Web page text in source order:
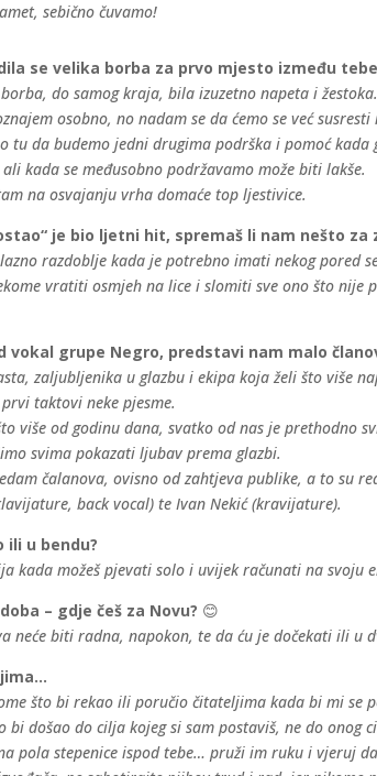
sebično čuvamo!
se velika borba za prvo mjesto između
do samog kraja, bila izuzetno napeta i
osobno, no nadam se da ćemo se već
tu da budemo jedni drugima podrška i pomoć
kada se međusobno podržavamo može biti lakše.
na osvajanju vrha domaće top ljestivice.
je bio ljetni hit, spremaš li nam nešto za
razdoblje kada je potrebno imati nekog pored
vratiti osmjeh na lice i slomiti sve ono što
vokal grupe Negro, predstavi nam malo
zaljubljenika u glazbu i ekipa koja želi što više
taktovi neke pjesme.
više od godinu dana, svatko od nas je prethodno
svima pokazati ljubav prema glazbi.
čalanova, ovisno od zahtjeva publike, a to su
back vocal) te Ivan Nekić (kravijature).
ili u bendu?
kada možeš pjevati solo i uvijek računati na svoju
– gdje češ za Novu? 😊
neće biti radna, napokon, te da ću je dočekati ili
što bi rekao ili poručio čitateljima kada bi mi
bi došao do cilja kojeg si sam postaviš, ne do
pola stepenice ispod tebe… pruži im ruku i vjeruj